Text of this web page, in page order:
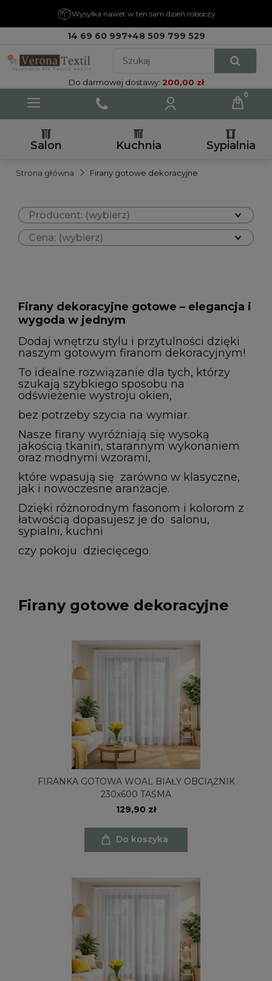
Wysyłka nawet w ten sam dzień roboczy
14 69 60 997+48 509 799 529
Do darmowej dostawy: 200,00 zł
Salon Kuchnia Sypialnia
Strona główna Firany gotowe dekoracyjne
Producent: (wybierz)
Cena: (wybierz)
Firany dekoracyjne gotowe – elegancja i
wygoda w jednym
Dodaj wnętrzu stylu i przytulności dzięki
naszym gotowym firanom dekoracyjnym!
To idealne rozwiązanie dla tych, którzy
szukają szybkiego sposobu na
odświeżenie wystroju okien,
bez potrzeby szycia na wymiar.
Nasze firany wyróżniają się wysoką
jakością tkanin, starannym wykonaniem
oraz modnymi wzorami,
które wpasują się zarówno w klasyczne,
jak i nowoczesne aranżacje.
Dzięki różnorodnym fasonom i kolorom z
łatwością dopasujesz je do salonu,
sypialni, kuchni
czy pokoju dziecięcego.
Firany gotowe dekoracyjne
FIRANKA GOTOWA WOAL BIAŁY OBCIĄŻNIK
230x600 TAŚMA
129,90 zł
Do koszyka